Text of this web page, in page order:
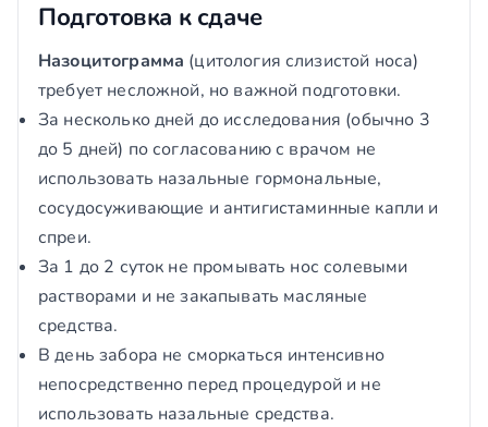
Подготовка к сдаче
Назоцитограмма (цитология слизистой носа)
требует несложной, но важной подготовки.
За несколько дней до исследования (обычно 3
до 5 дней) по согласованию с врачом не
использовать назальные гормональные,
сосудосуживающие и антигистаминные капли и
спреи.
За 1 до 2 суток не промывать нос солевыми
растворами и не закапывать масляные
средства.
В день забора не сморкаться интенсивно
непосредственно перед процедурой и не
использовать назальные средства.